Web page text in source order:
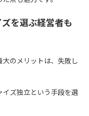
を選ぶ経営者も
のメリットは、失敗し
ズ独立という手段を選